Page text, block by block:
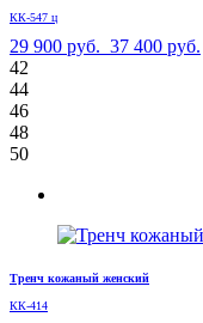
КК-547 ц
29 900 руб. 37 400 руб.
42
44
46
48
50
Тренч кожаный женский
КК-414